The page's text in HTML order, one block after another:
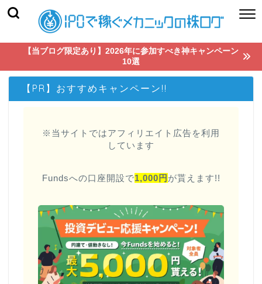
【当ブログ限定あり】2026年に参加すべき神キャンペーン
10選
【PR】おすすめキャンペーン!!
※当サイトではアフィリエイト広告を利用
しています
Fundsへの口座開設で1,000円 が貰えます!!